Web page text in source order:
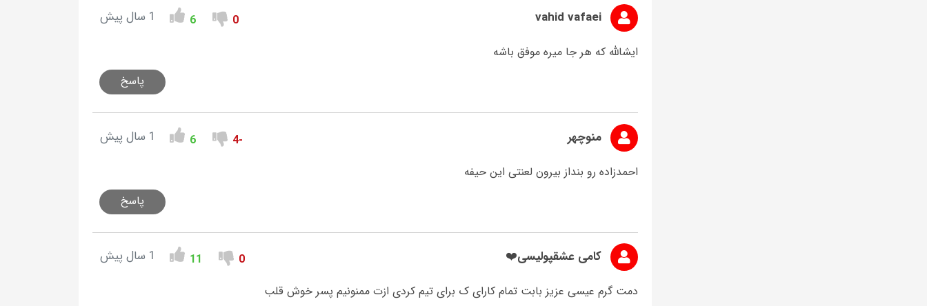
vahid vafaei
0
6 1 سال پیش
ایشالله که هر جا میره موفق باشه
پاسخ
منوچهر -4
6 1 سال پیش
احمدزاده رو بنداز بیرون لعنتی این حیفه
پاسخ
کامی عشقپولیسی❤️ 0
11 1 سال پیش
دمت گرم عیسی عزیز بابت تمام کارای ک برای تیم کردی ازت ممنونیم پسر خوش قلب